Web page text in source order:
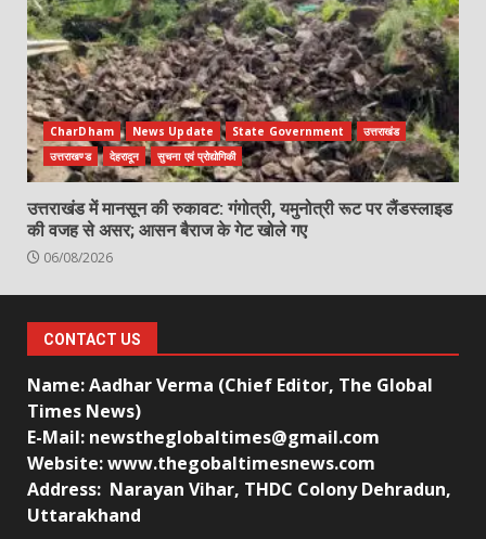
CharDham News Update State Government
उत्तराखंड
उत्तराखण्ड
देहरादून सुचना एवं प्रोद्योगिकी
उत्तराखंड में मानसून की रुकावट: गंगोत्री, यमुनोत्री रूट पर लैंडस्लाइड
की वजह से असर; आसन बैराज के गेट खोले गए
06/08/2026
CONTACT US
Name: Aadhar Verma (Chief Editor, The Global
Times News)
E-Mail: newstheglobaltimes@gmail.com
Website: www.thegobaltimesnews.com
Address: Narayan Vihar, THDC Colony Dehradun,
Uttarakhand